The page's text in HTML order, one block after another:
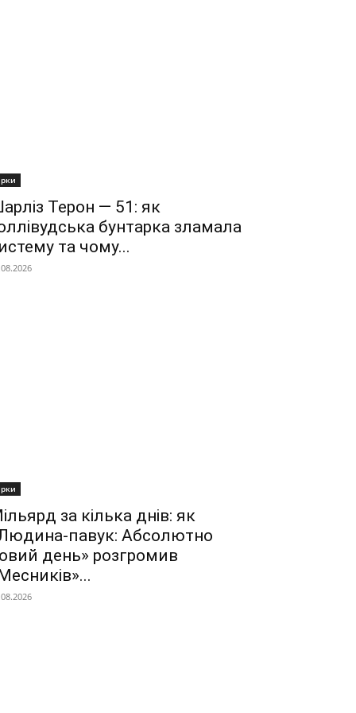
Терон — 51: як
бунтарка зламала
та чому...
за кілька днів: як
павук: Абсолютно
день» розгромив